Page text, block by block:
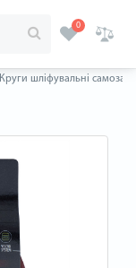
0
Круги шліфувальні